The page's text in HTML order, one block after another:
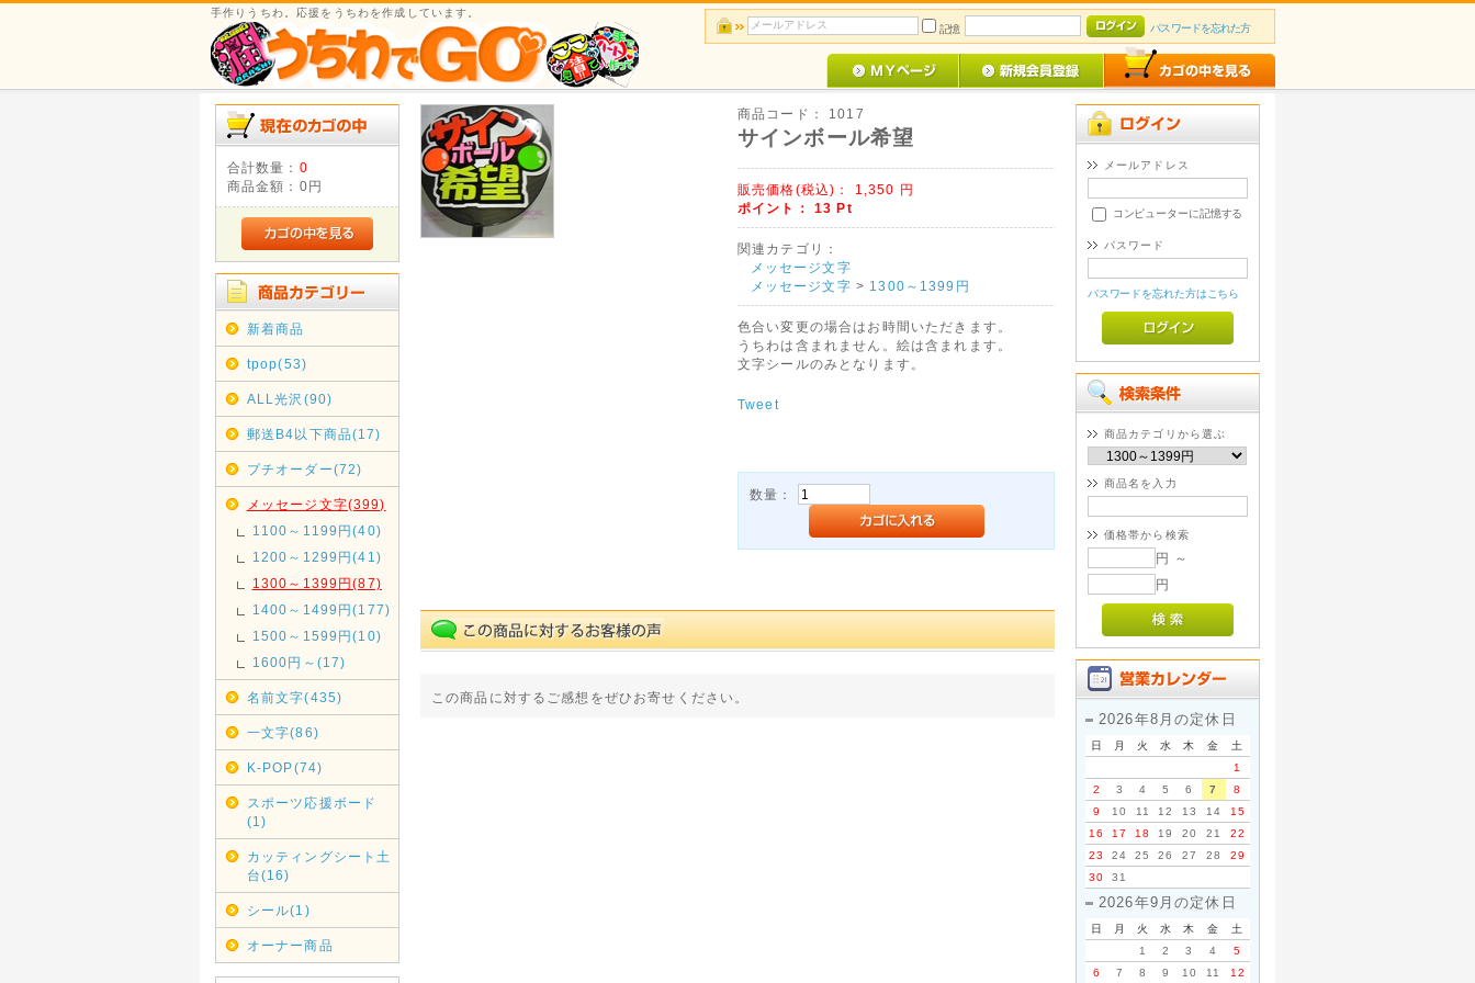
手作りうちわ。応援をうちわを作成しています。
記憶
パスワードを忘れた方
合計数量： 0
商品金額： 0円
新着商品
tpop(53)
ALL光沢(90)
郵送B4以下商品(17)
プチオーダー(72)
メッセージ文字(399)
1100～1199円(40)
1200～1299円(41)
1300～1399円(87)
1400～1499円(177)
1500～1599円(10)
1600円～(17)
名前文字(435)
一文字(86)
K-POP(74)
スポーツ応援ボード
(1)
カッティングシート土
台(16)
シール(1)
オーナー商品
商品コード： 1017
サインボール希望
販売価格(税込)： 1,350 円
ポイント： 13 Pt
関連カテゴリ：
メッセージ文字
メッセージ文字 > 1300～1399円
色合い変更の場合はお時間いただきます。
うちわは含まれません。絵は含まれます。
文字シールのみとなります。
Tweet
数量：
この商品に対するご感想をぜひお寄せください。
メールアドレス
コンピューターに記憶する
パスワード
パスワードを忘れた方はこちら
商品カテゴリから選ぶ
商品名を入力
価格帯から検索
円 ～
円
2026年8月の定休日
日 月 火 水 木 金
土
1
2
3 4 5 6 7
8
9
10 11 12 13 14
15
16
17 18 19 20 21
22
23
24 25 26 27 28
29
30
31
2026年9月の定休日
日 月 火 水 木 金
土
1
2 3 4
5
6
7 8 9 10 11 12